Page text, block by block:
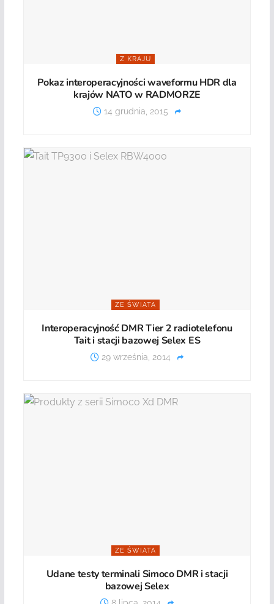
Z KRAJU
Pokaz interoperacyjności waveformu HDR dla
krajów NATO w RADMORZE
14 grudnia, 2015
ZE ŚWIATA
Interoperacyjność DMR Tier 2 radiotelefonu
Tait i stacji bazowej Selex ES
29 września, 2014
ZE ŚWIATA
Udane testy terminali Simoco DMR i stacji
bazowej Selex